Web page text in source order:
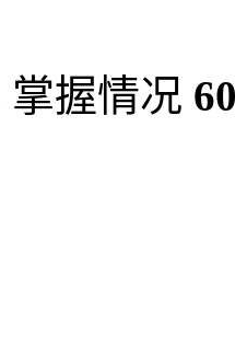
掌握情况